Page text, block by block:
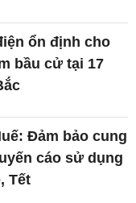
ổn định cho
bầu cử tại 17
Đảm bảo cung
cáo sử dụng
Tết